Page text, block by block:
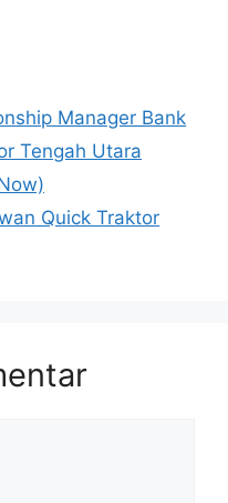
Manager Bank
Tengah Utara
Quick Traktor